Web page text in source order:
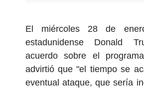
El miércoles 28 de
estadunidense Donald
acuerdo sobre el
advirtió que "el tiempo se
eventual ataque, que sería